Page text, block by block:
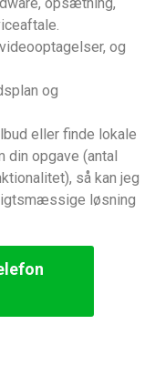
og
og
eller finde lokale
din opgave (antal
så kan jeg
løsning